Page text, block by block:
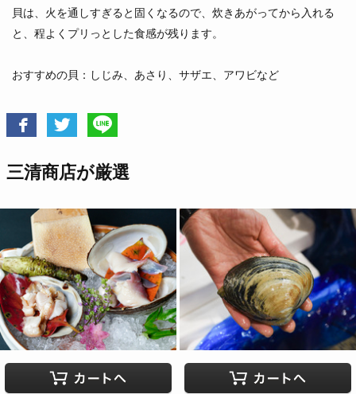
ウチムラサキ
（北海道） （熊本県）
貝は、火を通しすぎると固くなるので、炊きあがってから入れる
と、程よくプリっとした食感が残ります。
おすすめの貝：しじみ、あさり、サザエ、アワビなど
三清商店が厳選